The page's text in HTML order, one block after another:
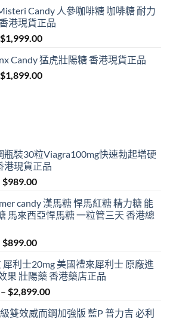
through
$1,849.00
Candy 人參咖啡糖 咖啡糖 耐力
港現貨正品
$1,999.00Price
$799.00
through
Candy 猛虎壯陽糖 香港現貨正品
$1,899.00Price
瓶裝30粒Viagra100mg快速勃起增硬
港現貨正品
Original
was:
$1,800.00.
$989.00Current
is:
$989.00.
candy 漢馬糖 悍馬紅糖 精力糖 能
馬來西亞悍馬糖 一粒管三天 香港總
Original
was:
$1,000.00.
$899.00Current
is:
$899.00.
犀利士20mg 美國禮來犀利士 原廠進
果 壯陽藥 香港藥店正品
– $2,899.00Price
$1,150.00
雙效威而鋼加強版 藍P 普力吉 必利